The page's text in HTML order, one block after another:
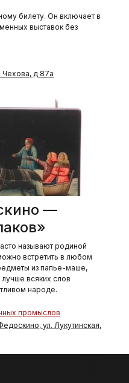
билету. Он включает в
выставок без
Чехова, д 87а
—
называют родиной
встретить в любом
из папье-маше,
всяких слов
народе.
промыслов
ул. Лукутинская,